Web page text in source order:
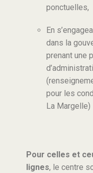
ponctuelles,
En
dans la
prenant une
pour les
La Margelle)
Pour celles et
lignes, le centre